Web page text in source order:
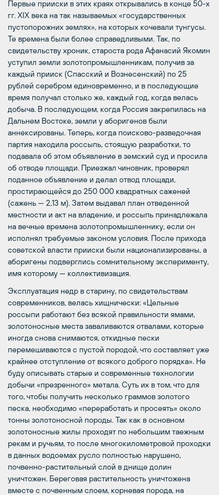
Первые прииски в этих краях открывались в конце 50-х
гг. XIX века на так называемых «государственных
пустопорожних землях», на которых кочевали тунгусы.
Те времена были более справедливыми. Так, по
свидетельству хроник, староста рода Афанасий Якомин
уступил земли золотопромышленникам, получив за
каждый прииск (Спасский и Вознесенский) по 25
рублей серебром единовременно, и в последующие
время получал столько же, каждый год, когда велась
добыча. В последующем, когда Россия закрепилась на
Дальнем Востоке, земли у аборигенов были
аннексированы. Теперь, когда поисково-разведочная
партия находила россыпь, стоящую разработки, то
подавала об этом объявление в земский суд и просила
об отводе площади. Приезжал чиновник, проверял
поданное объявление и делал отвод площади,
простирающейся до 250 000 квадратных саженей
(сажень — 2,13 м). Затем выдавал план отведенной
местности и акт на владение, и россыпь принадлежала
на вечные времена золотопромышленнику, если он
исполнял требуемые законом условия. После прихода
советской власти прииски были национализированы, а
аборигены подверглись сомнительному эксперименту,
имя которому — коллективизация.
Эксплуатация недр в старину, по свидетельствам
современников, велась хищнически: «Цельные
россыпи работают без всякой правильности ямами,
золотоносные места заваливаются отвалами, которые
иногда снова снимаются, откидные пески
перемешиваются с пустой породой, что составляет уже
крайнее отступление от всякого доброго порядка». Не
буду описывать старые и современные технологии
добычи «презренного» метала. Суть их в том, что для
того, чтобы получить несколько граммов золотого
песка, необходимо «переработать и просеять» около
тонны золотоносной породы. Так как в основном
золотоносные жилы проходят по небольшим таежным
рекам и ручьям, то после многокилометровой проходки
в данных водоемах русло полностью нарушено,
почвенно-растительный слой в днище долин
уничтожен. Береговая растительность уничтожена
вместе с почвенным слоем, корневая порода, на